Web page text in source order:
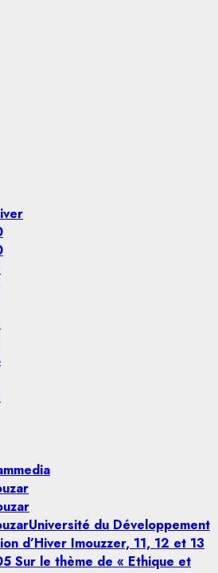
Université du Développement
d’Hiver Imouzzer, 11, 12 et 13
Sur le thème de « Ethique et